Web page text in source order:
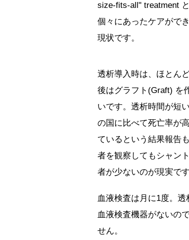
size-fits-all" treatment
個々にあったケアがで
現状です。
透析導入時は、ほとん
後はグラフト(Graft) を
いです。透析時間が短
の国に比べて死亡率が
ているという結果報告
者を観察してもシャン
者が少ないのが現実です
血液検査は月に1度。
血液検査機器がないの
せん。